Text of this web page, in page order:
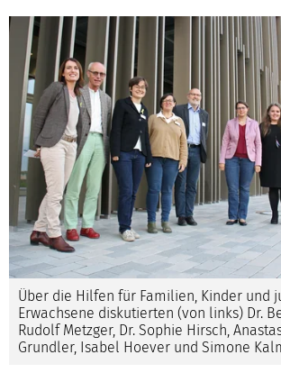
Über die Hilfen für Familien, Kinder und
Erwachsene diskutierten (von links) Dr.
Rudolf Metzger, Dr. Sophie Hirsch,
Grundler, Isabel Hoever und Simone